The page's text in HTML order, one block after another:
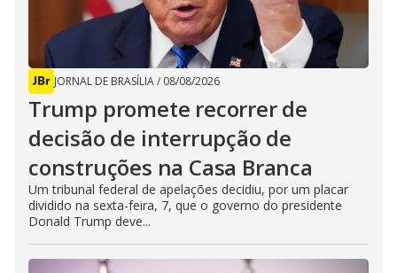
JORNAL DE BRASÍLIA/ 08/08/2026
Trump promete recorrer de
decisão de interrupção de
construções na Casa Branca
Um tribunal federal de apelações decidiu, por um placar
dividido na sexta-feira, 7, que o governo do presidente
Donald Trump deve...